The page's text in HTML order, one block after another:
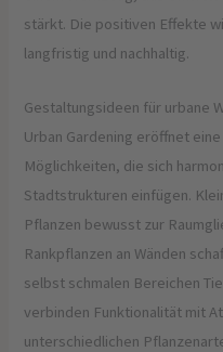
stärkt. Die positiven Effekte
langfristig und nachhaltig.
Gestaltungsideen für urbane
Urban Gardening eröffnet
Möglichkeiten, die sich
Stadtstrukturen einfügen.
Pflanzen bewusst zur
Rankpflanzen an Wänden
selbst schmalen Bereichen
verbinden Funktionalität mit
unterschiedlichen